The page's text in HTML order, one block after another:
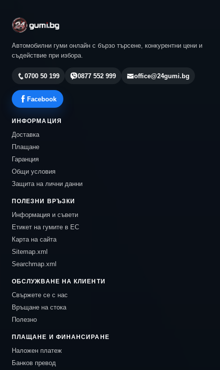
Автомобилни гуми онлайн с бързо търсене, конкурентни цени и
съдействие при избора.
0700 50 199 0877 552 999 office@24gumi.bg
Facebook
ИНФОРМАЦИЯ
Доставка
Плащане
Гаранция
Общи условия
Защита на лични данни
ПОЛЕЗНИ ВРЪЗКИ
Информация и съвети
Етикет на гумите в ЕС
Карта на сайта
Sitemap.xml
Searchmap.xml
ОБСЛУЖВАНЕ НА КЛИЕНТИ
Свържете се с нас
Връщане на стока
Полезно
ПЛАЩАНЕ И ФИНАНСИРАНЕ
Наложен платеж
Банков превод